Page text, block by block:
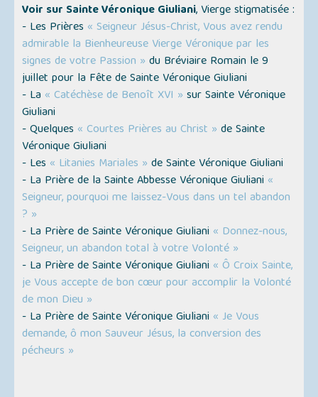
Voir sur Sainte Véronique Giuliani, Vierge stigmatisée :
- Les Prières « Seigneur Jésus-Christ, Vous avez rendu
admirable la Bienheureuse Vierge Véronique par les
signes de votre Passion » du Bréviaire Romain le 9
juillet pour la Fête de Sainte Véronique Giuliani
- La « Catéchèse de Benoît XVI » sur Sainte Véronique
Giuliani
- Quelques « Courtes Prières au Christ » de Sainte
Véronique Giuliani
- Les « Litanies Mariales » de Sainte Véronique Giuliani
- La Prière de la Sainte Abbesse Véronique Giuliani «
Seigneur, pourquoi me laissez-Vous dans un tel abandon
? »
- La Prière de Sainte Véronique Giuliani « Donnez-nous,
Seigneur, un abandon total à votre Volonté »
- La Prière de Sainte Véronique Giuliani « Ô Croix Sainte,
je Vous accepte de bon cœur pour accomplir la Volonté
de mon Dieu »
- La Prière de Sainte Véronique Giuliani « Je Vous
demande, ô mon Sauveur Jésus, la conversion des
pécheurs »